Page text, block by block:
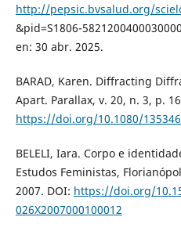
http://pepsic.bvsalud.org/
&pid=S1806-
en: 30 abr. 2025.
BARAD, Karen. Diffracting
Apart. Parallax, v. 20, n. 3, p.
https://doi.org/10.1080/
BELELI, Iara. Corpo e
Estudos Feministas,
2007. DOI: https://doi.org/
026X2007000100012